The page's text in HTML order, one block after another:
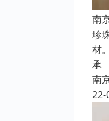
南
珍
材
承
南
22-